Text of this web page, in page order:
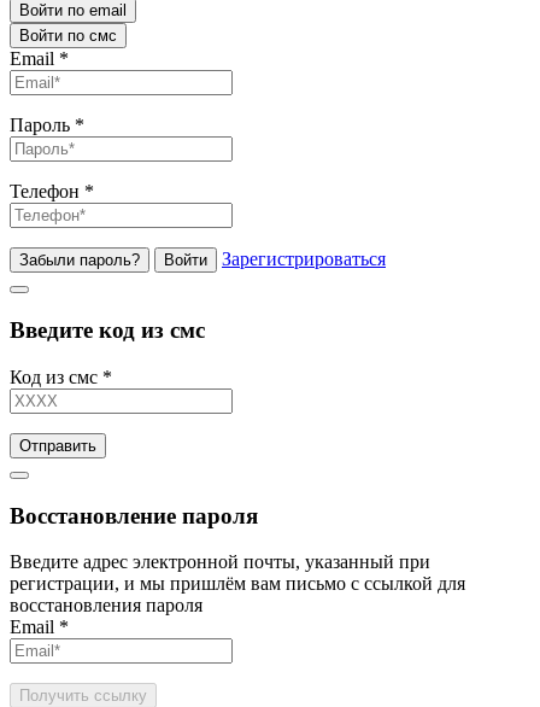
Войти по email
Войти по смс
Email *
Пароль *
Телефон *
Забыли пароль? Войти Зарегистрироваться
Введите код из смс
Код из смс *
Отправить
Восстановление пароля
Введите адрес электронной почты, указанный при
регистрации, и мы пришлём вам письмо с ссылкой для
восстановления пароля
Email *
Получить ссылку